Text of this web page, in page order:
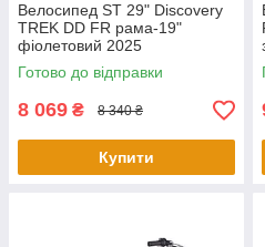
Велосипед ST 29" Discovery
TREK DD FR рама-19"
фіолетовий 2025
Готово до відправки
8 069 ₴ 8 340 ₴
Купити